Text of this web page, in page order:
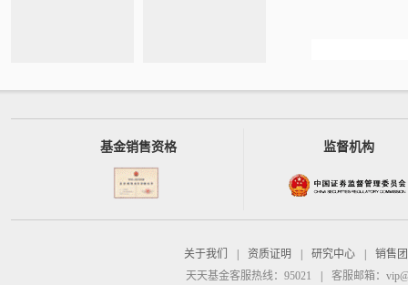
基金销售资格 监督机构
关于我们 资质证明 研究中心
销售
天天基金客服热线：95021
客服邮箱：